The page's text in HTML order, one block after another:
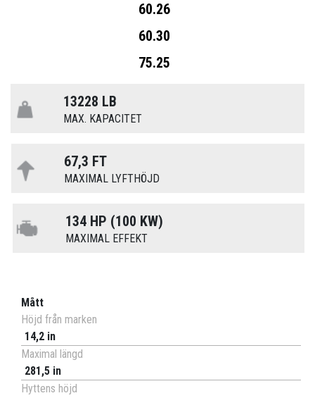
60.26
60.30
75.25
13228 LB
MAX. KAPACITET
67,3 FT
MAXIMAL LYFTHÖJD
134 HP (100 KW)
MAXIMAL EFFEKT
Mått
Höjd från marken
14,2 in
Maximal längd
281,5 in
Hyttens höjd